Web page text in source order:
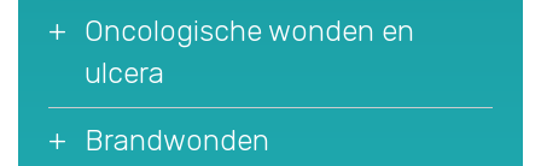
Oncologische wonden en
ulcera
Brandwonden